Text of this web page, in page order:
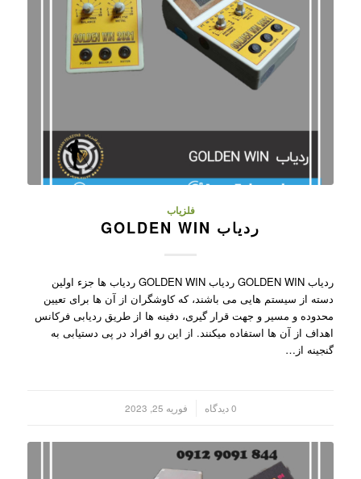
فلزیاب
ردیاب GOLDEN WIN
ردیاب GOLDEN WIN ردیاب GOLDEN WIN ردیاب ها جزء اولین
دسته از سیستم هایی می باشند، که کاوشگران از آن ها برای تعیین
محدوده و مسیر و جهت قرار گیری، دفینه ها از طریق ردیابی فرکانس
اهداف از آن ها استفاده میکنند. از این رو افراد در پی دستیابی به
گنجینه از…
0 دیدگاه فوریه 25, 2023